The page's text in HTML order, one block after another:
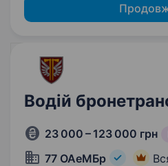
Водій
23 000 – 123 000 грн
77 ОАеМБр